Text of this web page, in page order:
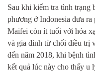
Sau khi kiểm tra tình trạng
phương ở Indonesia đưa
Maifei còn ít tuổi với hóa
và gia đình từ chối điều trị
đến năm 2018, khi bệnh
kết quả lúc này cho thấy u